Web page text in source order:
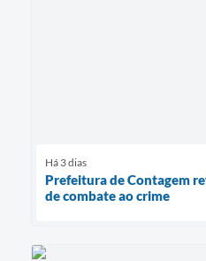
Há 3 dias
Prefeitura de Contagem
de combate ao crime